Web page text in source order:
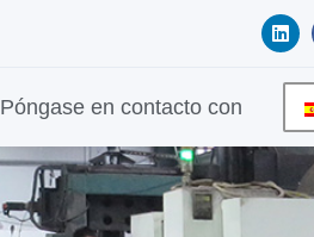
L
i
k
i
n
Póngase en contacto con